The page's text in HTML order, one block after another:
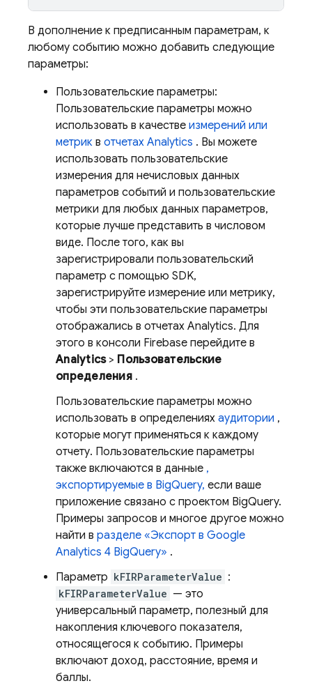
В дополнение к предписанным параметрам, к
любому событию можно добавить следующие
параметры:
Пользовательские параметры:
Пользовательские параметры можно
использовать в качестве измерений или
метрик в отчетах Analytics . Вы можете
использовать пользовательские
измерения для нечисловых данных
параметров событий и пользовательские
метрики для любых данных параметров,
которые лучше представить в числовом
виде. После того, как вы
зарегистрировали пользовательский
параметр с помощью SDK,
зарегистрируйте измерение или метрику,
чтобы эти пользовательские параметры
отображались в отчетах Analytics. Для
этого в консоли Firebase перейдите в
Analytics> Пользовательские
определения.
Пользовательские параметры можно
использовать в определениях аудитории ,
которые могут применяться к каждому
отчету. Пользовательские параметры
также включаются в данные ,
экспортируемые в BigQuery, если ваше
приложение связано с проектом BigQuery.
Примеры запросов и многое другое можно
найти в разделе «Экспорт в Google
Analytics 4 BigQuery» .
Параметр kFIRParameterValue :
kFIRParameterValue — это
универсальный параметр, полезный для
накопления ключевого показателя,
относящегося к событию. Примеры
включают доход, расстояние, время и
баллы.